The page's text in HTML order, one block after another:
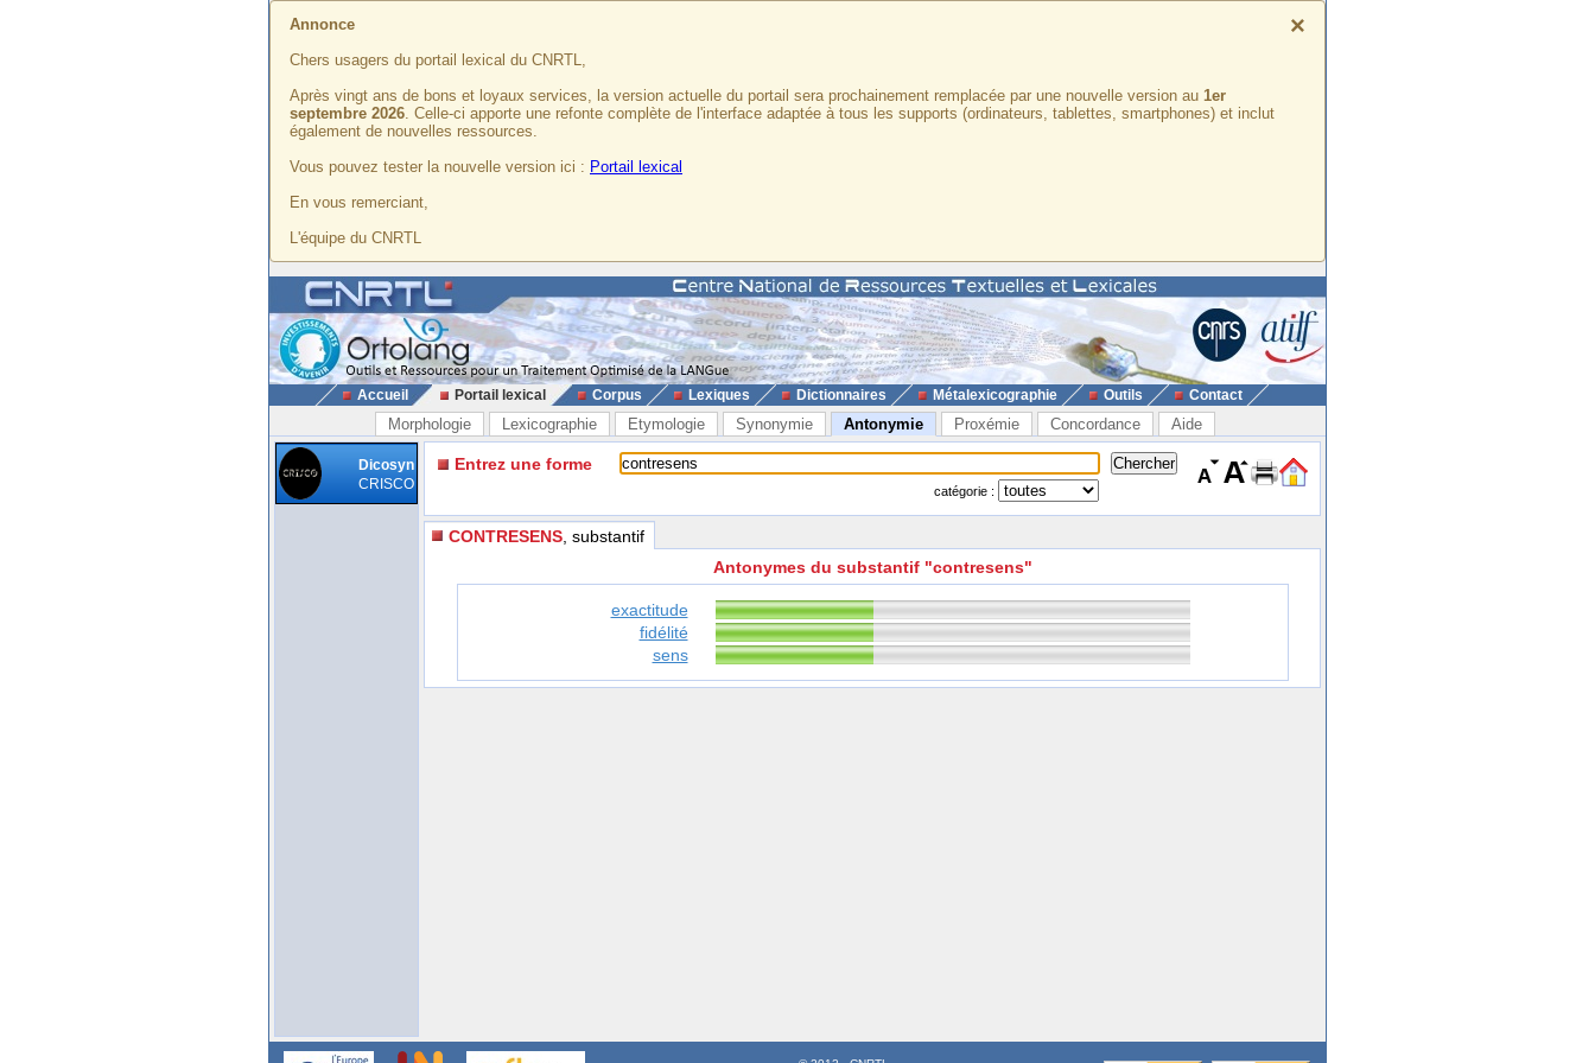
×
Annonce
Chers usagers du portail lexical du CNRTL,
Après vingt ans de bons et loyaux services, la version actuelle du portail sera prochainement remplacée par une nouvelle version au 1er
septembre 2026. Celle-ci apporte une refonte complète de l'interface adaptée à tous les supports (ordinateurs, tablettes, smartphones) et inclut
également de nouvelles ressources.
Vous pouvez tester la nouvelle version ici : Portail lexical
En vous remerciant,
L'équipe du CNRTL
Accueil Portail lexical Corpus Lexiques Dictionnaires Métalexicographie Outils Contact
Morphologie Lexicographie Etymologie Synonymie Antonymie Proxémie Concordance Aide
Dicosyn
CRISCO
Entrez une forme
catégorie :
CONTRESENS , substantif
Antonymes du substantif "contresens"
exactitude
fidélité
sens